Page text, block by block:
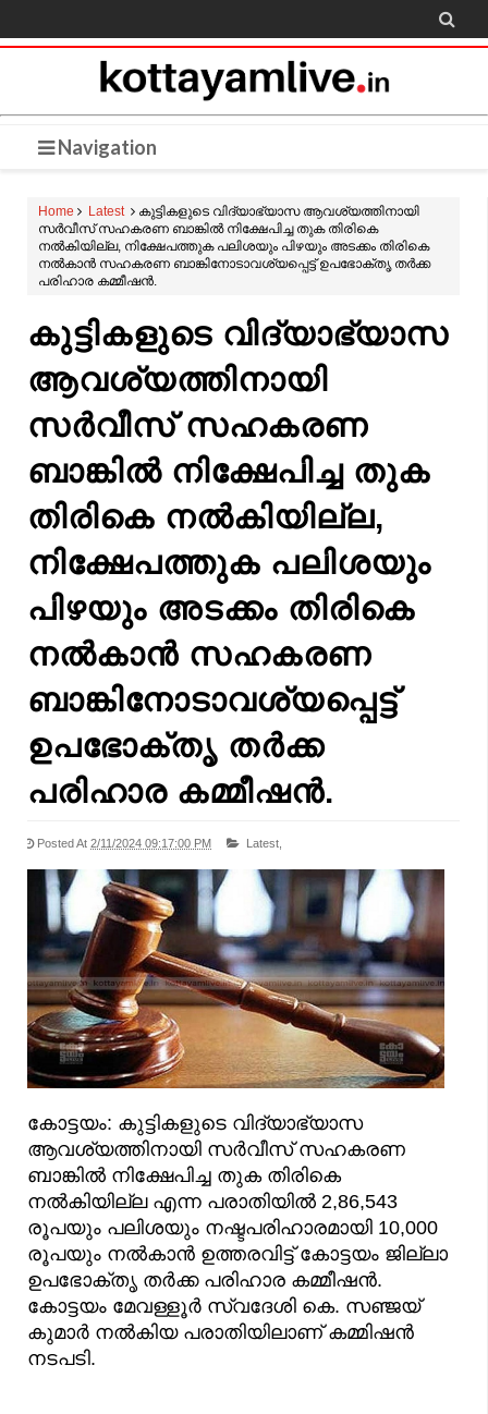

Navigation
Home Latest
കുട്ടികളുടെ വിദ്യാഭ്യാസ ആവശ്യത്തിനായി
സർവീസ് സഹകരണ ബാങ്കിൽ നിക്ഷേപിച്ച തുക തിരികെ
നൽകിയില്ല, നിക്ഷേപത്തുക പലിശയും പിഴയും അടക്കം തിരികെ
നൽകാൻ സഹകരണ ബാങ്കിനോടാവശ്യപ്പെട്ട് ഉപഭോക്തൃ തർക്ക
പരിഹാര കമ്മീഷൻ.
കുട്ടികളുടെ വിദ്യാഭ്യാസ
ആവശ്യത്തിനായി
സർവീസ് സഹകരണ
ബാങ്കിൽ നിക്ഷേപിച്ച തുക
തിരികെ നൽകിയില്ല,
നിക്ഷേപത്തുക പലിശയും
പിഴയും അടക്കം തിരികെ
നൽകാൻ സഹകരണ
ബാങ്കിനോടാവശ്യപ്പെട്ട്
ഉപഭോക്തൃ തർക്ക
പരിഹാര കമ്മീഷൻ.
Posted At 2/11/2024 09:17:00 PM Latest,
കോട്ടയം: കുട്ടികളുടെ വിദ്യാഭ്യാസ
ആവശ്യത്തിനായി സർവീസ് സഹകരണ
ബാങ്കിൽ നിക്ഷേപിച്ച തുക തിരികെ
നൽകിയില്ല എന്ന പരാതിയിൽ 2,86,543
രൂപയും പലിശയും നഷ്ടപരിഹാരമായി 10,000
രൂപയും നൽകാൻ ഉത്തരവിട്ട് കോട്ടയം ജില്ലാ
ഉപഭോക്തൃ തർക്ക പരിഹാര കമ്മീഷൻ.
കോട്ടയം മേവള്ളൂർ സ്വദേശി കെ. സഞ്ജയ്
കുമാർ നൽകിയ പരാതിയിലാണ് കമ്മിഷൻ
നടപടി.